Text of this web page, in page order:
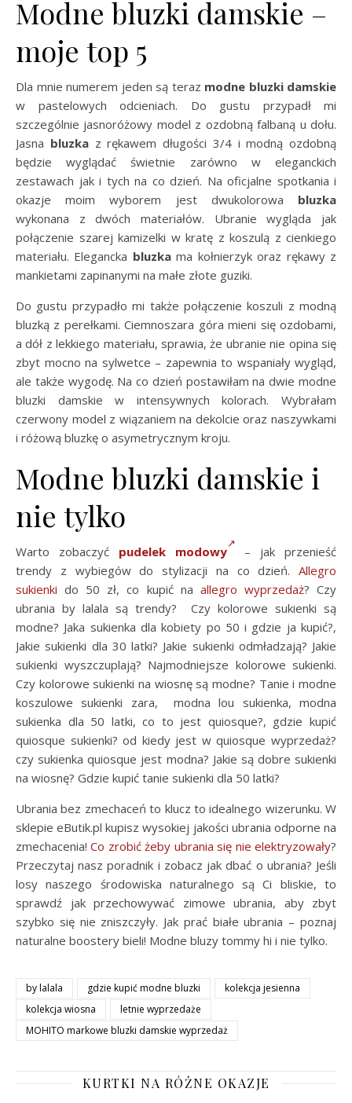
Modne bluzki damskie –
moje top 5
Dla mnie numerem jeden są teraz modne bluzki damskie
w pastelowych odcieniach. Do gustu przypadł mi
szczególnie jasnoróżowy model z ozdobną falbaną u dołu.
Jasna bluzkaz rękawem długości 3/4 i modną ozdobną
będzie wyglądać świetnie zarówno w eleganckich
zestawach jak i tych na co dzień. Na oficjalne spotkania i
okazje moim wyborem jest dwukolorowa bluzka
wykonana z dwóch materiałów. Ubranie wygląda jak
połączenie szarej kamizelki w kratę z koszulą z cienkiego
materiału. Elegancka bluzkama kołnierzyk oraz rękawy z
mankietami zapinanymi na małe złote guziki.
Do gustu przypadło mi także połączenie koszuli z modną
bluzką z perełkami. Ciemnoszara góra mieni się ozdobami,
a dół z lekkiego materiału, sprawia, że ubranie nie opina się
zbyt mocno na sylwetce – zapewnia to wspaniały wygląd,
ale także wygodę. Na co dzień postawiłam na dwie modne
bluzki damskie w intensywnych kolorach. Wybrałam
czerwony model z wiązaniem na dekolcie oraz naszywkami
i różową bluzkę o asymetrycznym kroju.
Modne bluzki damskie i
nie tylko
Warto zobaczyć pudelek modowy
– jak przenieść
trendy z wybiegów do stylizacji na co dzień. Allegro
sukienki do 50 zł, co kupić na allegro wyprzedaż? Czy
ubrania by lalala są trendy? Czy kolorowe sukienki są
modne? Jaka sukienka dla kobiety po 50 i gdzie ja kupić?,
Jakie sukienki dla 30 latki? Jakie sukienki odmładzają? Jakie
sukienki wyszczuplają? Najmodniejsze kolorowe sukienki.
Czy kolorowe sukienki na wiosnę są modne? Tanie i modne
koszulowe sukienki zara, modna lou sukienka, modna
sukienka dla 50 latki, co to jest quiosque?, gdzie kupić
quiosque sukienki? od kiedy jest w quiosque wyprzedaż?
czy sukienka quiosque jest modna? Jakie są dobre sukienki
na wiosnę? Gdzie kupić tanie sukienki dla 50 latki?
Ubrania bez zmechaceń to klucz to idealnego wizerunku. W
sklepie eButik.pl kupisz wysokiej jakości ubrania odporne na
zmechacenia!Co zrobić żeby ubrania się nie elektryzowały?
Przeczytaj nasz poradnik i zobacz jak dbać o ubrania? Jeśli
losy naszego środowiska naturalnego są Ci bliskie, to
sprawdź jak przechowywać zimowe ubrania, aby zbyt
szybko się nie zniszczyły. Jak prać białe ubrania – poznaj
naturalne boostery bieli! Modne bluzy tommy hi i nie tylko.
by lalala gdzie kupić modne bluzki
kolekcja jesienna
kolekcja wiosna
letnie wyprzedaże
MOHITO markowe bluzki damskie wyprzedaż
KURTKI NA RÓŻNE OKAZJE